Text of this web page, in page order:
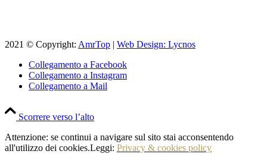
2021 © Copyright: AmrTop | Web Design: Lycnos
Collegamento a Facebook
Collegamento a Instagram
Collegamento a Mail
Scorrere verso l’alto
Attenzione: se continui a navigare sul sito stai acconsentendo
all'utilizzo dei cookies.Leggi: Privacy & cookies policy